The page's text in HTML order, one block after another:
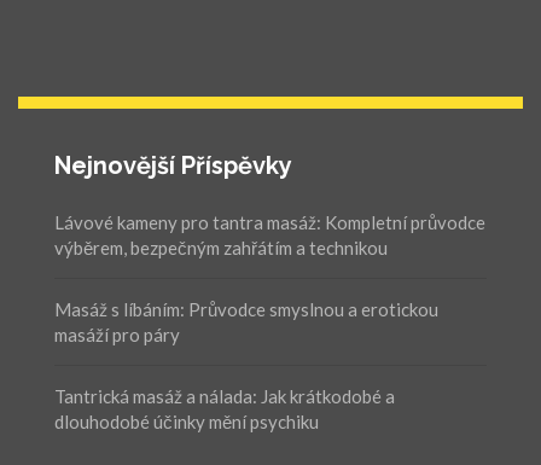
Nejnovější Příspěvky
Lávové kameny pro tantra masáž: Kompletní průvodce
výběrem, bezpečným zahřátím a technikou
Masáž s líbáním: Průvodce smyslnou a erotickou
masáží pro páry
Tantrická masáž a nálada: Jak krátkodobé a
dlouhodobé účinky mění psychiku